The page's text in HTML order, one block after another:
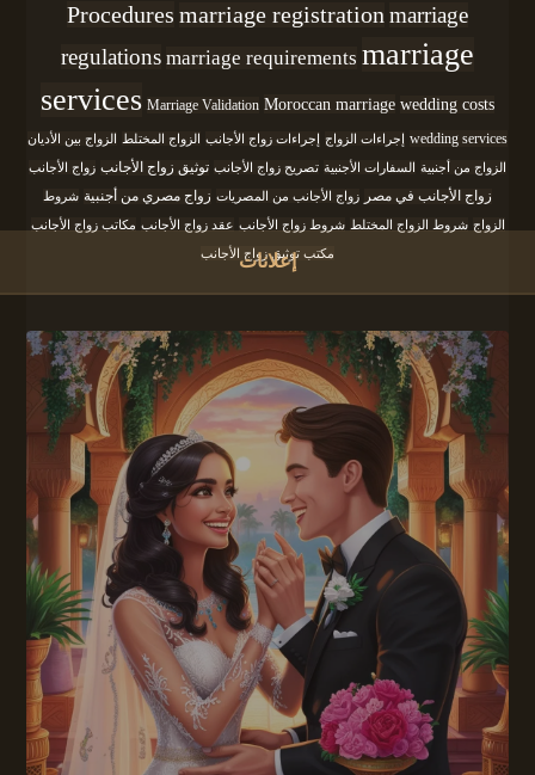
Procedures marriage registration marriage
regulations marriage requirements marriage
services Marriage Validation Moroccan marriage wedding costs
wedding services إجراءات الزواج إجراءات زواج الأجانب الزواج المختلط الزواج بين الأديان
الزواج من أجنبية السفارات الأجنبية تصريح زواج الأجانب توثيق زواج الأجانب زواج الأجانب
زواج الأجانب في مصر زواج الأجانب من المصريات زواج مصري من أجنبية شروط
الزواج شروط الزواج المختلط شروط زواج الأجانب عقد زواج الأجانب مكاتب زواج الأجانب
مكتب توثيق زواج الأجانب
إعلانات